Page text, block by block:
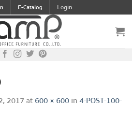
E-Catalog Login
2017at600 × 600in4-POST-100-